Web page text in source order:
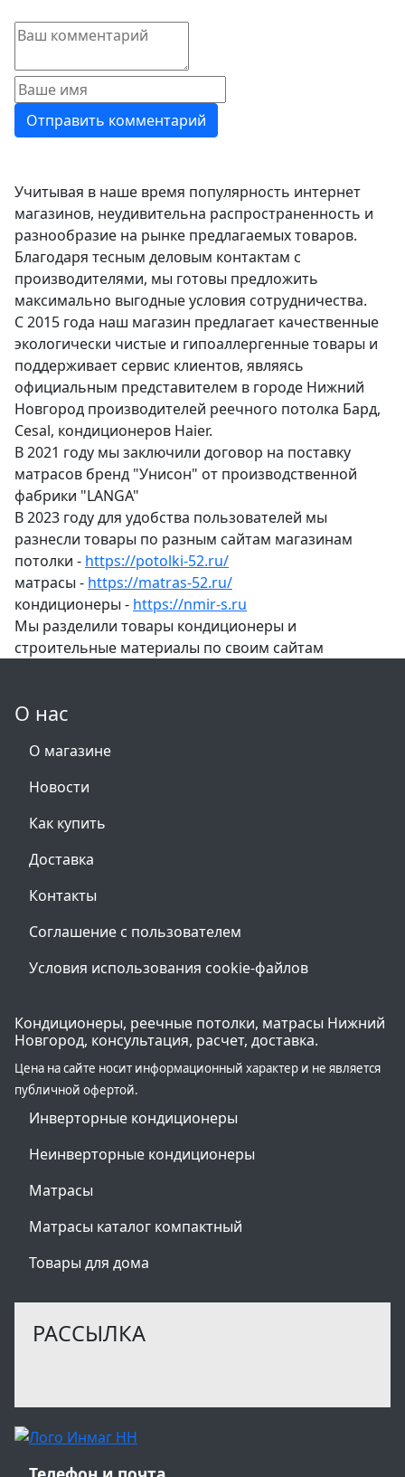
Учитывая в наше время популярность интернет
магазинов, неудивительна распространенность и
разнообразие на рынке предлагаемых товаров.
Благодаря тесным деловым контактам с
производителями, мы готовы предложить
максимально выгодные условия сотрудничества.
С 2015 года наш магазин предлагает качественные
экологически чистые и гипоаллергенные товары и
поддерживает сервис клиентов, являясь
официальным представителем в городе Нижний
Новгород производителей реечного потолка Бард,
Cesal, кондиционеров Haier.
В 2021 году мы заключили договор на поставку
матрасов бренд "Унисон" от производственной
фабрики "LANGA"
В 2023 году для удобства пользователей мы
разнесли товары по разным сайтам магазинам
потолки - https://potolki-52.ru/
матрасы - https://matras-52.ru/
кондиционеры - https://nmir-s.ru
Мы разделили товары кондиционеры и
строительные материалы по своим сайтам
О нас
О магазине
Новости
Как купить
Доставка
Контакты
Соглашение с пользователем
Условия использования cookie-файлов
Кондиционеры, реечные потолки, матрасы Нижний
Новгород, консультация, расчет, доставка.
Цена на сайте носит информационный характер и не является
публичной офертой.
Инверторные кондиционеры
Неинверторные кондиционеры
Матрасы
Матрасы каталог компактный
Товары для дома
РАССЫЛКА